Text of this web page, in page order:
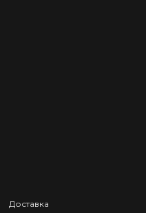
Доставка